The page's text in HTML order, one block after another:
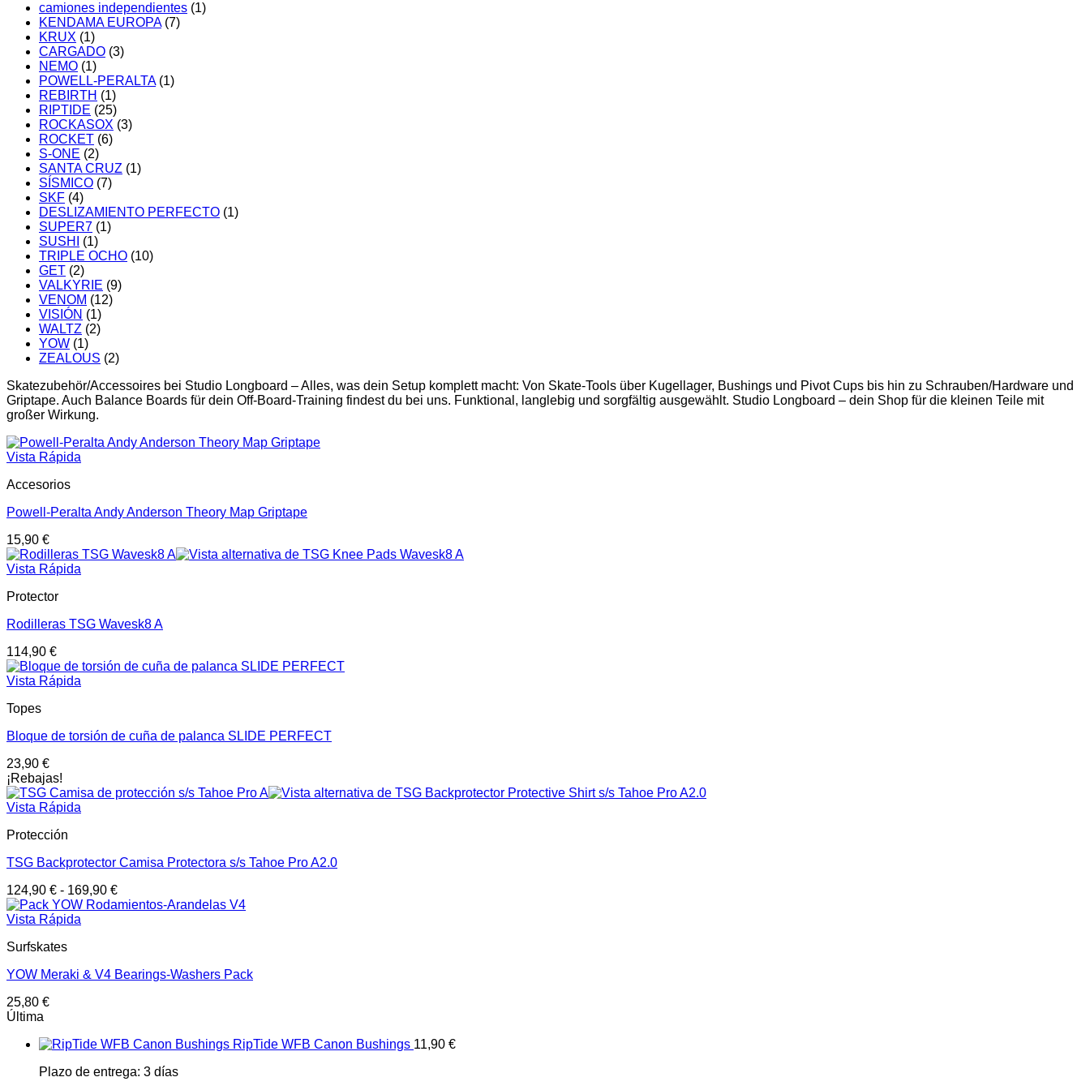
camiones independientes (1)
KENDAMA EUROPA (7)
KRUX (1)
CARGADO (3)
NEMO (1)
POWELL-PERALTA (1)
REBIRTH (1)
RIPTIDE (25)
ROCKASOX (3)
ROCKET (6)
S-ONE (2)
SANTA CRUZ (1)
SÍSMICO (7)
SKF (4)
DESLIZAMIENTO PERFECTO (1)
SUPER7 (1)
SUSHI
(1)
TRIPLE OCHO (10)
GET (2)
VALKYRIE (9)
VENOM (12)
VISIÓN (1)
WALTZ (2)
YOW (1)
ZEALOUS (2)
Skatezubehör/Accessoires bei Studio Longboard – Alles, was dein Setup komplett macht: Von Skate-Tools über Kugellager, Bushings und Pivot Cups bis hin zu Schrauben/Hardware und
Griptape. Auch Balance Boards für dein Off-Board-Training findest du bei uns. Funktional, langlebig und sorgfältig ausgewählt. Studio Longboard – dein Shop für die kleinen Teile mit
großer Wirkung.
Vista Rápida
Accesorios
Powell-Peralta Andy Anderson Theory Map Griptape
15,90 €
Vista Rápida
Protector
Rodilleras TSG Wavesk8 A
114,90 €
Vista Rápida
Topes
Bloque de torsión de cuña de palanca SLIDE PERFECT
23,90 €
¡Rebajas!
Vista Rápida
Protección
TSG Backprotector Camisa Protectora s/s Tahoe Pro A2.0
124,90 € - 169,90 €
Vista Rápida
Surfskates
YOW Meraki & V4 Bearings-Washers Pack
25,80 €
Última
RipTide WFB Canon Bushings 11,90 €
Plazo de entrega: 3 días